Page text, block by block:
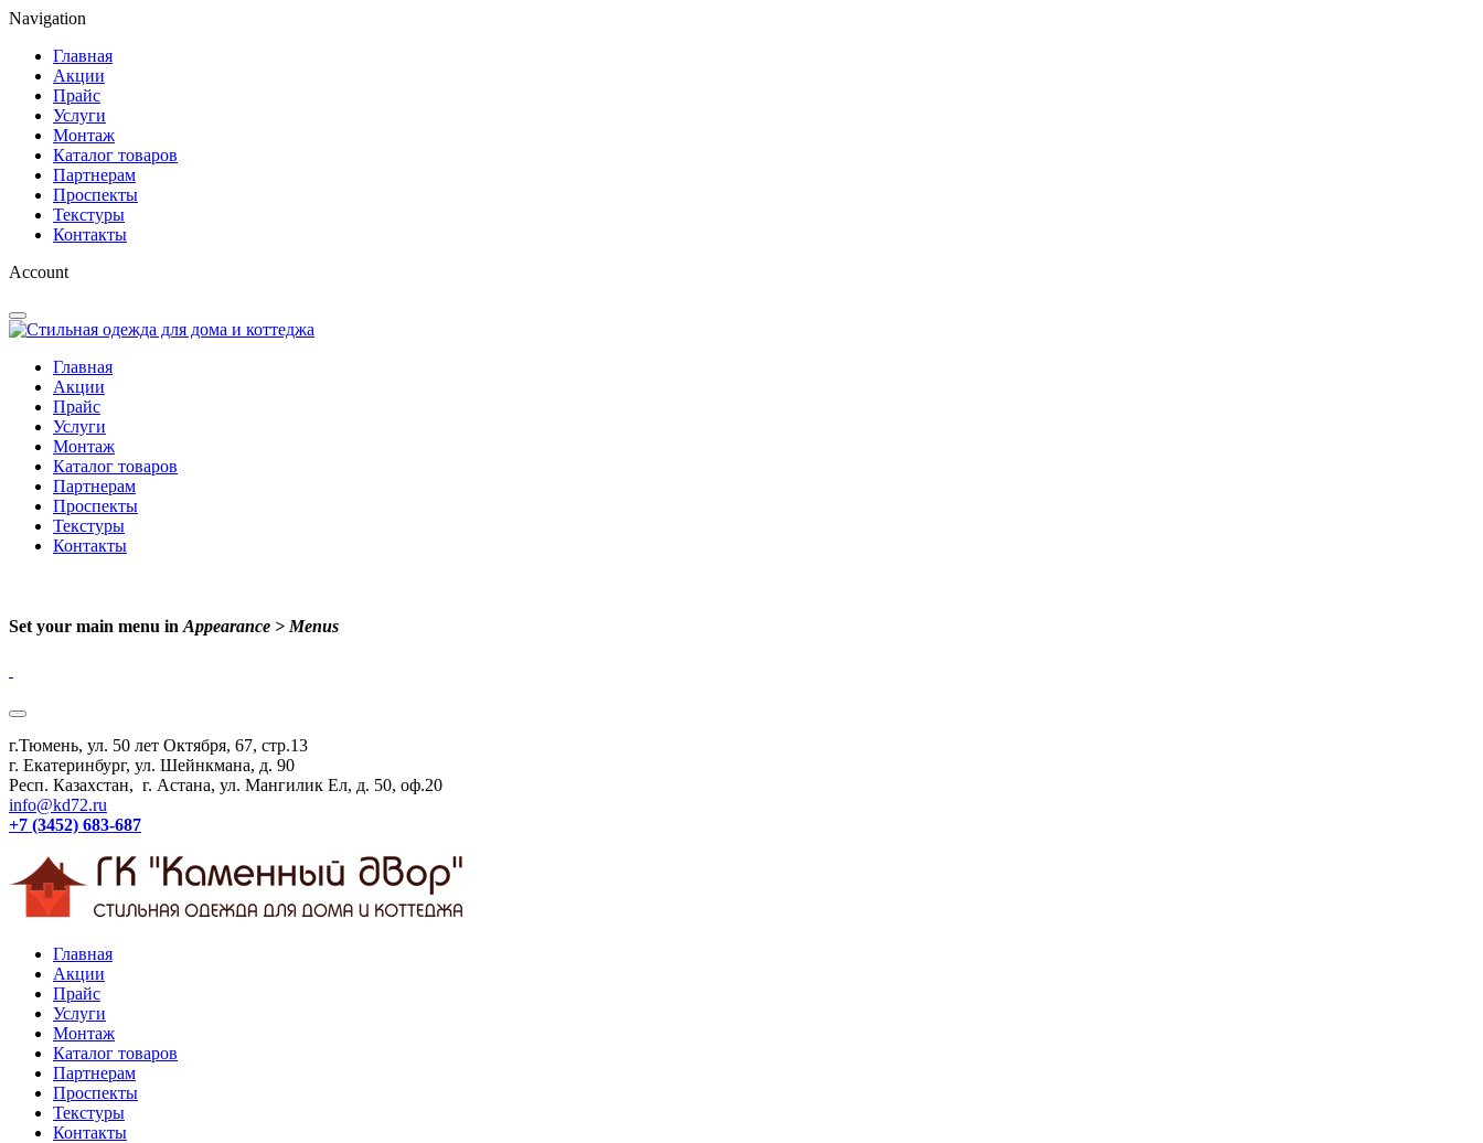
Navigation
Главная
Акции
Прайс
Услуги
Монтаж
Каталог товаров
Партнерам
Проспекты
Текстуры
Контакты
Account
Главная
Акции
Прайс
Услуги
Монтаж
Каталог товаров
Партнерам
Проспекты
Текстуры
Контакты
Set your main menu in Appearance > Menus
г.Тюмень, ул. 50 лет Октября, 67, стр.13
г. Екатеринбург, ул. Шейнкмана, д. 90
Респ. Казахстан, г. Астана, ул. Мангилик Ел, д. 50, оф.20
info@kd72.ru
+7 (3452) 683-687
Главная
Акции
Прайс
Услуги
Монтаж
Каталог товаров
Партнерам
Проспекты
Текстуры
Контакты